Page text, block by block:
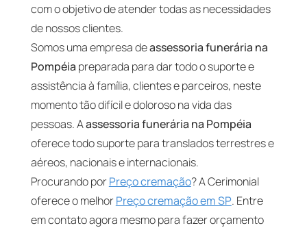
com o objetivo de atender todas as necessidades
de nossos clientes.
Somos uma empresa deassessoria funerária na
Pompéia preparada para dar todo o suporte e
assistência à família, clientes e parceiros, neste
momento tão difícil e doloroso na vida das
pessoas. Aassessoria funerária na Pompéia
oferece todo suporte para translados terrestres e
aéreos, nacionais e internacionais.
Procurando por Preço cremação? A Cerimonial
oferece o melhor Preço cremação em SP. Entre
em contato agora mesmo para fazer orçamento